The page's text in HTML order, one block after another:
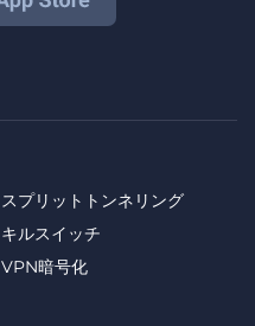
スプリットトンネリング
キルスイッチ
VPN暗号化